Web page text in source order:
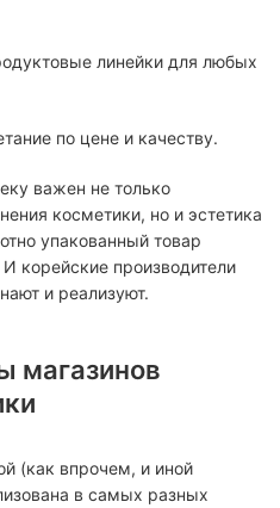
линейки для любых
по цене и качеству.
важен не только
косметики, но и эстетика
упакованный товар
корейские производители
и реализуют.
магазинов
(как впрочем, и иной
в самых разных